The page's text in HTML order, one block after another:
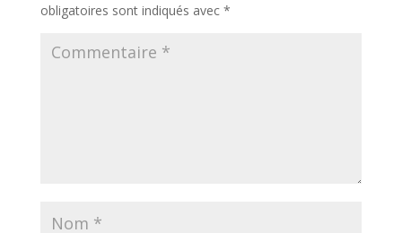
obligatoires sont indiqués avec *